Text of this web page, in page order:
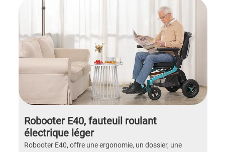
Robooter E40, fauteuil roulant
électrique léger
Robooter E40, offre une ergonomie, un dossier, une